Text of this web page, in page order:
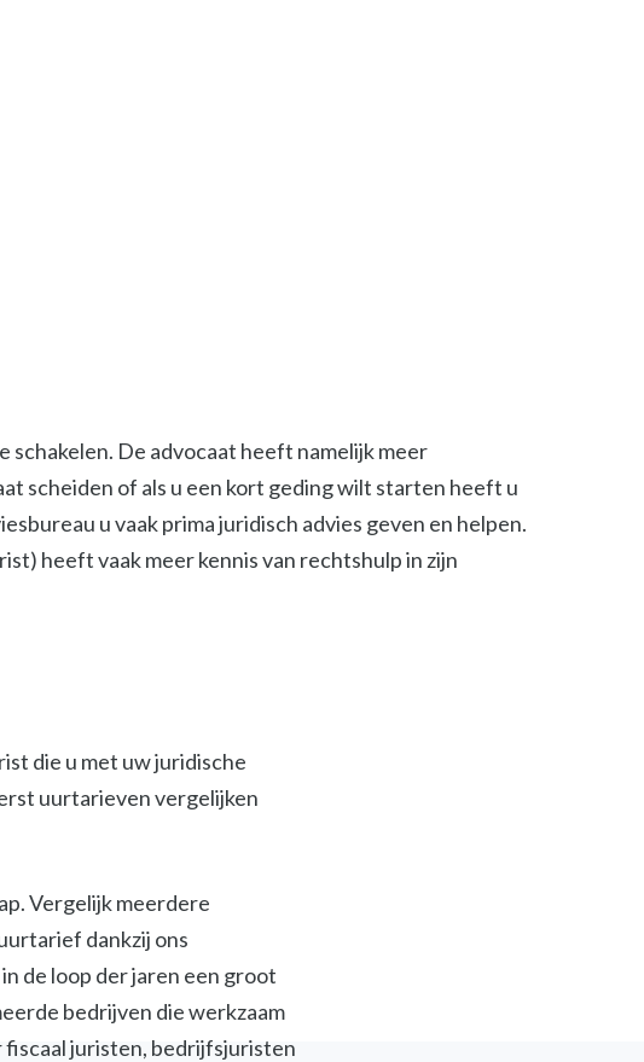
schakelen. De advocaat heeft namelijk meer
scheiden of als u een kort geding wilt starten heeft u
u vaak prima juridisch advies geven en helpen.
heeft vaak meer kennis van rechtshulp in zijn
die u met uw juridische
uurtarieven vergelijken
Vergelijk meerdere
dankzij ons
de loop der jaren een groot
bedrijven die werkzaam
fiscaal juristen, bedrijfsjuristen